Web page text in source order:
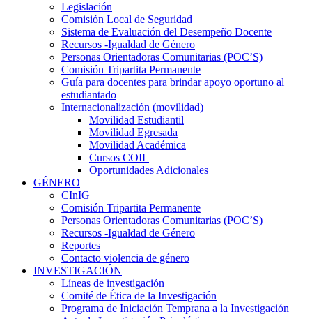
Legislación
Comisión Local de Seguridad
Sistema de Evaluación del Desempeño Docente
Recursos -Igualdad de Género
Personas Orientadoras Comunitarias (POC’S)
Comisión Tripartita Permanente
Guía para docentes para brindar apoyo oportuno al
estudiantado
Internacionalización (movilidad)
Movilidad Estudiantil
Movilidad Egresada
Movilidad Académica
Cursos COIL
Oportunidades Adicionales
GÉNERO
CInIG
Comisión Tripartita Permanente
Personas Orientadoras Comunitarias (POC’S)
Recursos -Igualdad de Género
Reportes
Contacto violencia de género
INVESTIGACIÓN
Líneas de investigación
Comité de Ética de la Investigación
Programa de Iniciación Temprana a la Investigación